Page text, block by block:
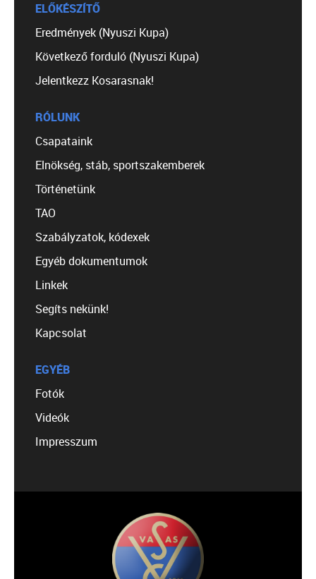
ELŐKÉSZÍTŐ
Eredmények (Nyuszi Kupa)
Következő forduló (Nyuszi Kupa)
Jelentkezz Kosarasnak!
RÓLUNK
Csapataink
Elnökség, stáb, sportszakemberek
Történetünk
TAO
Szabályzatok, kódexek
Egyéb dokumentumok
Linkek
Segíts nekünk!
Kapcsolat
EGYÉB
Fotók
Videók
Impresszum